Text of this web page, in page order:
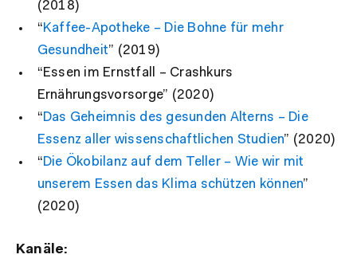
(2018)
“Kaffee-Apotheke – Die Bohne für mehr
Gesundheit” (2019)
“Essen im Ernstfall – Crashkurs
Ernährungsvorsorge” (2020)
“Das Geheimnis des gesunden Alterns – Die
Essenz aller wissenschaftlichen Studien” (2020)
“Die Ökobilanz auf dem Teller – Wie wir mit
unserem Essen das Klima schützen können”
(2020)
Kanäle: